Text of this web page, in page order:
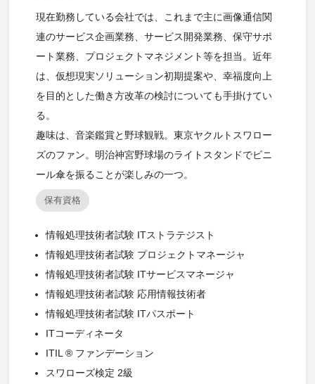
現在勤務している会社では、これまで主に画像通信関
連のサービス企画業務、サービス開発業務、保守サポ
ート業務、プロジェクトマネジメント等を担当。近年
は、仮想現実ソリューション初期提案や、幸福度向上
を目的とした働き方改革の検討についても手掛けてい
る。
趣味は、音楽鑑賞と野球観戦。東京ヤクルトスワロー
ズのファン。明治神宮野球場のライトスタンドでビニ
ール傘を振ることが楽しみの一つ。
保有資格
情報処理技術者試験 ITストラテジスト
情報処理技術者試験 プロジェクトマネージャ
情報処理技術者試験 ITサービスマネージャ
情報処理技術者試験 応用情報技術者
情報処理技術者試験 ITパスポート
ITコーディネータ
ITIL ® ファンデーション
スワローズ検定 2級